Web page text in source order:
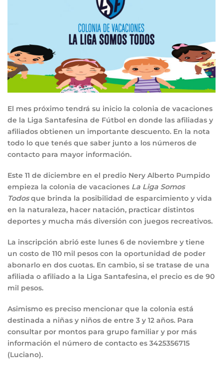
El mes próximo tendrá su inicio la colonia de vacaciones
de la Liga Santafesina de Fútbol en donde las afiliadas y
afiliados obtienen un importante descuento. En la nota
todo lo que tenés que saber junto a los números de
contacto para mayor información.
Este 11 de diciembre en el predio Nery Alberto Pumpido
empieza la colonia de vacaciones La Liga Somos
Todosque brinda la posibilidad de esparcimiento y vida
en la naturaleza, hacer natación, practicar distintos
deportes y mucha más diversión con juegos recreativos.
La inscripción abrió este lunes 6 de noviembre y tiene
un costo de 110 mil pesos con la oportunidad de poder
abonarlo en dos cuotas. En cambio, si se tratase de una
afiliada o afiliado a la Liga Santafesina, el precio es de 90
mil pesos.
Asimismo es preciso mencionar que la colonia está
destinada a niñas y niños de entre 3 y 12 años. Para
consultar por montos para grupo familiar y por más
información el número de contacto es 3425356715
(Luciano).